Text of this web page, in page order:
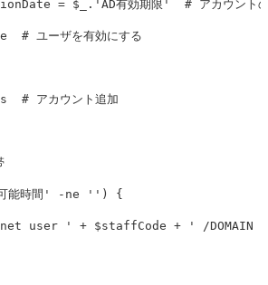
= $_ . 'AD有効期限' # アカウント
# ユーザを有効にする
# アカウント追加
能時間' -ne '' ) {
user ' + $staffCode + ' /DOMAIN